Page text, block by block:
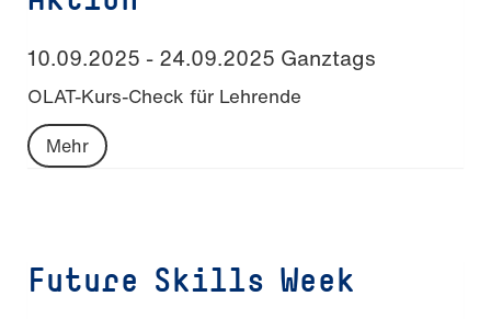
10.09.2025 - 24.09.2025 Ganztags
OLAT-Kurs-Check für Lehrende
Mehr
Future Skills Week